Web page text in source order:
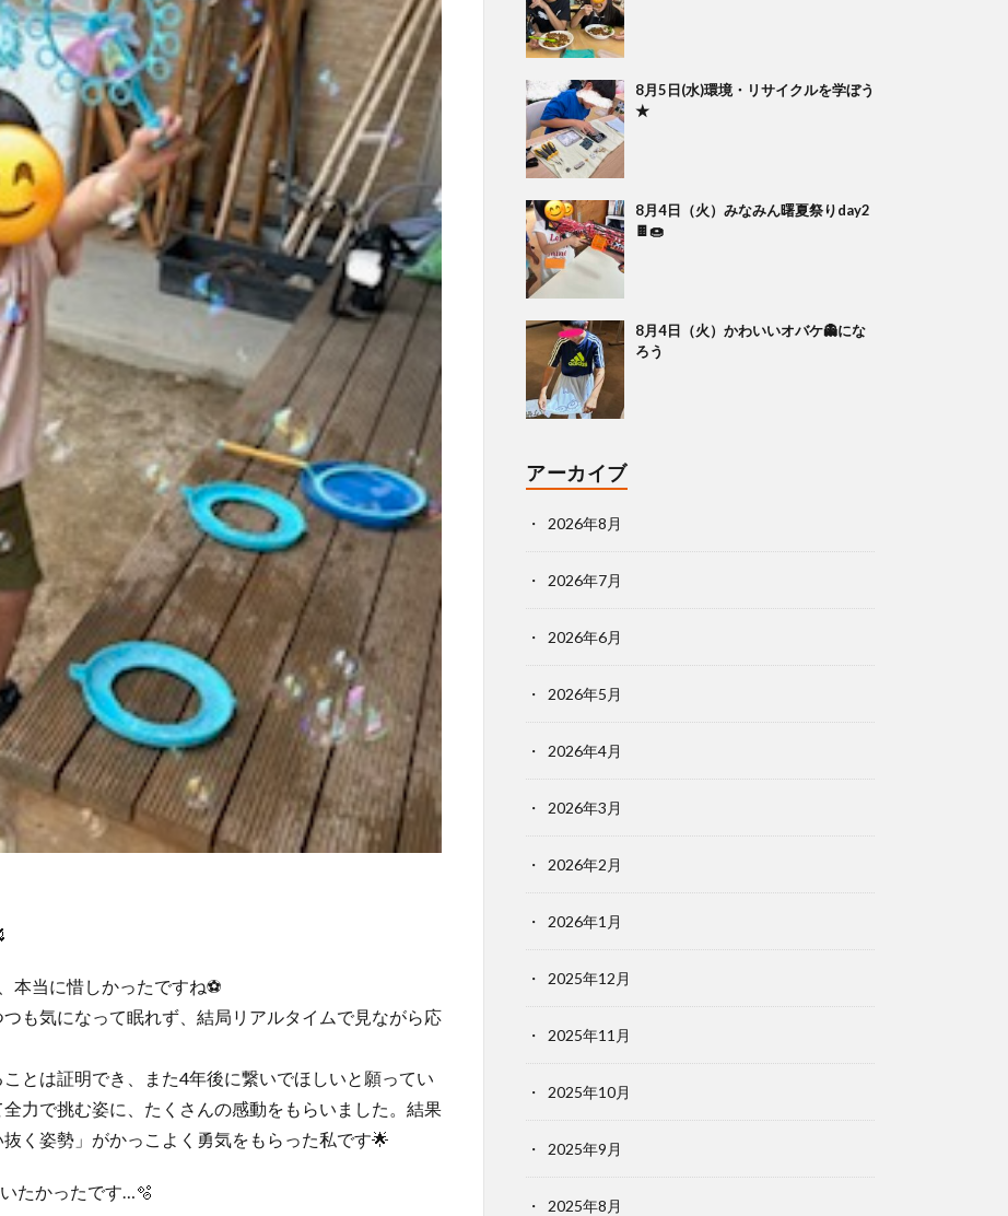
本当に惜しかったですね⚽️
も気になって眠れず、結局リアルタイムで見ながら応
とは証明でき、また4年後に繋いでほしいと願ってい
力で挑む姿に、たくさんの感動をもらいました。結果
く姿勢」がかっこよく勇気をもらった私です🌟
たかったです…🫧
8月5日(水)環境・リサイクルを学ぼう
★
8月4日（火）みなみん曙夏祭りday2
🍫🍩
8月4日（火）かわいいオバケ👻にな
ろう
アーカイブ
2026年8月
2026年7月
2026年6月
2026年5月
2026年4月
2026年3月
2026年2月
2026年1月
2025年12月
2025年11月
2025年10月
2025年9月
2025年8月